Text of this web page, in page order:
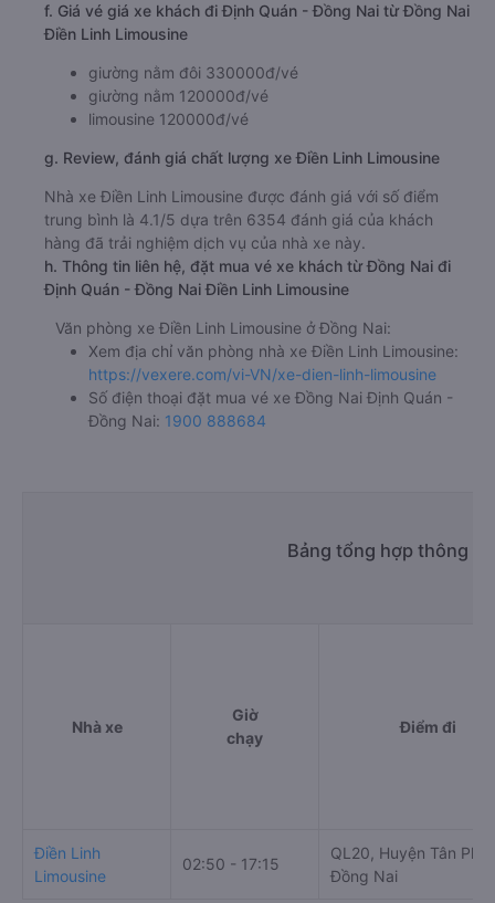
f. Giá vé giá xe khách đi Định Quán - Đồng Nai từ Đồng Nai
Điền Linh Limousine
giường nằm đôi 330000đ/vé
giường nằm 120000đ/vé
limousine 120000đ/vé
g. Review, đánh giá chất lượng xe Điền Linh Limousine
Nhà xe Điền Linh Limousine được đánh giá với số điểm
trung bình là 4.1/5 dựa trên 6354 đánh giá của khách
hàng đã trải nghiệm dịch vụ của nhà xe này.
h. Thông tin liên hệ, đặt mua vé xe khách từ Đồng Nai đi
Định Quán - Đồng Nai Điền Linh Limousine
Văn phòng xe Điền Linh Limousine ở Đồng Nai:
Xem địa chỉ văn phòng nhà xe Điền Linh Limousine:
https://vexere.com/vi-VN/xe-dien-linh-limousine
Số điện thoại đặt mua vé xe Đồng Nai Định Quán -
Đồng Nai: 1900 888684
Bảng tổng hợp thông
Nhà xe
Giờ
chạy
Điểm đi
Điền Linh
Limousine
02:50 - 17:15
QL20, Huyện Tân Phú,
Đồng Nai